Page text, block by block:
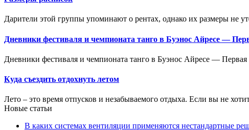
Дарители этой группы упоминают о рентах, однако их размеры не
Дневники фестиваля и чемпионата танго в Буэнос Айресе —
Дневники фестиваля и чемпионата танго в Буэнос Айресе —
Куда съездить отдохнуть летом
Лето – это время отпусков и незабываемого отдыха. Если вы не
Новые статьи
В каких системах вентиляции применяются нестандартные